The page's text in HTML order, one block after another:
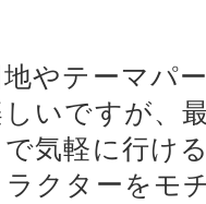
地やテーマパ
しいですが、
気軽に行け
ラクターをモ